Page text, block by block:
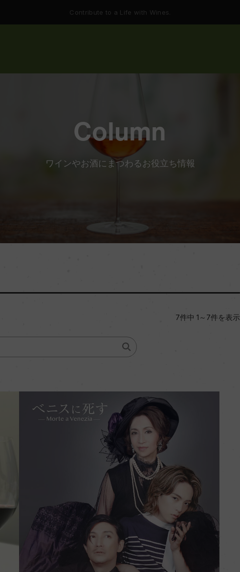
Contribute to a Life with Wines.
Column
ワインやお酒にまつわるお役立ち情報
7件中 1～7件を表示